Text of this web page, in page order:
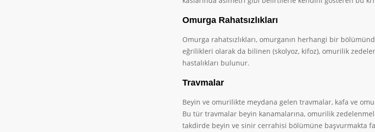
Omurga Rahatsızlıkları
Omurga rahatsızlıkları, omurganın herhangi bir
eğrilikleri olarak da bilinen (skolyoz, kifoz), omurilik
hastalıkları bulunur.
Travmalar
Beyin ve omurilikte meydana gelen travmalar, kafa ve
Bu tür travmalar beyin kanamalarına, omurilik
takdirde beyin ve sinir cerrahisi bölümüne başvurmakta